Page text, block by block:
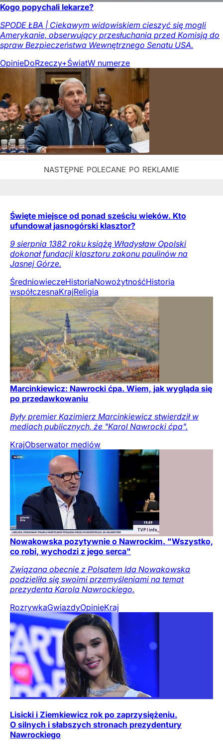
Kogo popychali lekarze?
SPODE ŁBA | Ciekawym widowiskiem cieszyć się mogli
Amerykanie, obserwujący przesłuchania przed Komisją do
spraw Bezpieczeństwa Wewnętrznego Senatu USA.
OpinieDoRzeczy+ŚwiatW numerze
Święte miejsce od ponad sześciu wieków. Kto
ufundował jasnogórski klasztor?
9 sierpnia 1382 roku książę Władysław Opolski
dokonał fundacji klasztoru zakonu paulinów na
Jasnej Górze.
ŚredniowieczeHistoriaNowożytnośćHistoria
współczesnaKrajReligia
Marcinkiewicz: Nawrocki ćpa. Wiem, jak wygląda się
po przedawkowaniu
Były premier Kazimierz Marcinkiewicz stwierdził w
mediach publicznych, że "Karol Nawrocki ćpa".
KrajObserwator mediów
Nowakowska pozytywnie o Nawrockim. "Wszystko,
co robi, wychodzi z jego serca"
Związana obecnie z Polsatem Ida Nowakowska
podzieliła się swoimi przemyśleniami na temat
prezydenta Karola Nawrockiego.
RozrywkaGwiazdyOpinieKraj
Lisicki i Ziemkiewicz rok po zaprzysiężeniu.
O silnych i słabszych stronach prezydentury
Nawrockiego